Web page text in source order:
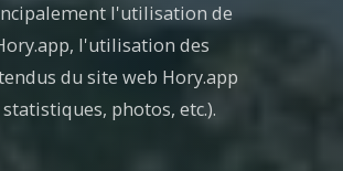
l'utilisation de
l'utilisation des
du site web Hory.app
photos, etc.).